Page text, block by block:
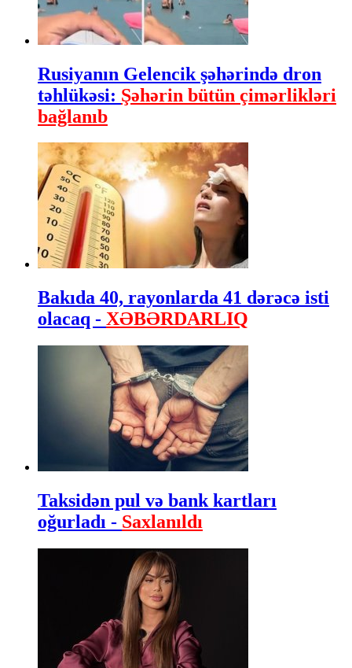
Rusiyanın Gelencik şəhərində dron
təhlükəsi: Şəhərin bütün çimərlikləri
bağlanıb
Bakıda 40, rayonlarda 41 dərəcə isti
olacaq - XƏBƏRDARLIQ
Taksidən pul və bank kartları
oğurladı - Saxlanıldı